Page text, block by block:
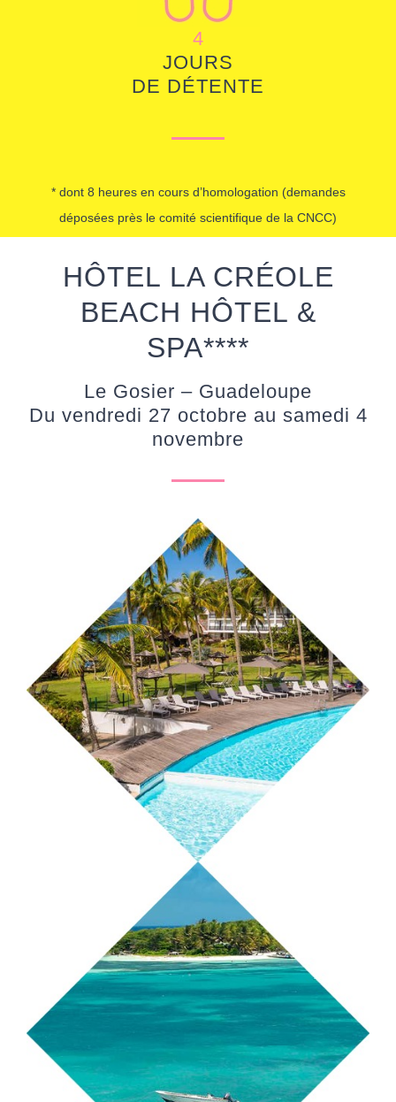
4
JOURS
DE DÉTENTE
* dont 8 heures en cours d’homologation (demandes
déposées près le comité scientifique de la CNCC)
HÔTEL LA CRÉOLE
BEACH HÔTEL &
SPA****
Le Gosier – Guadeloupe
Du vendredi 27 octobre au samedi 4
novembre